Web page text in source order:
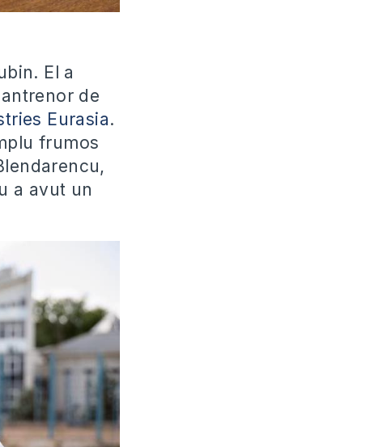
El a
de
Eurasia.
frumos
a avut un